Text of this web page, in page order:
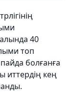
40
топ
пайда болғанға
иттердің кең